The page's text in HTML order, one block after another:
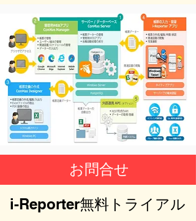
​お問合せ
i-Reporter無料トライアル​